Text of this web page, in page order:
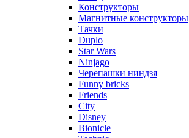
Конструкторы
Магнитные конструкторы
Тачки
Duplo
Star Wars
Ninjago
Черепашки ниндзя
Funny bricks
Friends
City
Disney
Bionicle